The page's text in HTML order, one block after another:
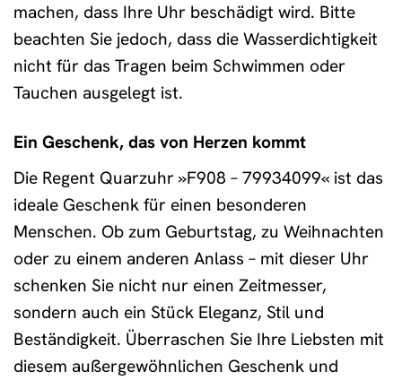
machen, dass Ihre Uhr beschädigt wird. Bitte
beachten Sie jedoch, dass die Wasserdichtigkeit
nicht für das Tragen beim Schwimmen oder
Tauchen ausgelegt ist.
Ein Geschenk, das von Herzen kommt
Die Regent Quarzuhr »F908 – 79934099« ist das
ideale Geschenk für einen besonderen
Menschen. Ob zum Geburtstag, zu Weihnachten
oder zu einem anderen Anlass – mit dieser Uhr
schenken Sie nicht nur einen Zeitmesser,
sondern auch ein Stück Eleganz, Stil und
Beständigkeit. Überraschen Sie Ihre Liebsten mit
diesem außergewöhnlichen Geschenk und